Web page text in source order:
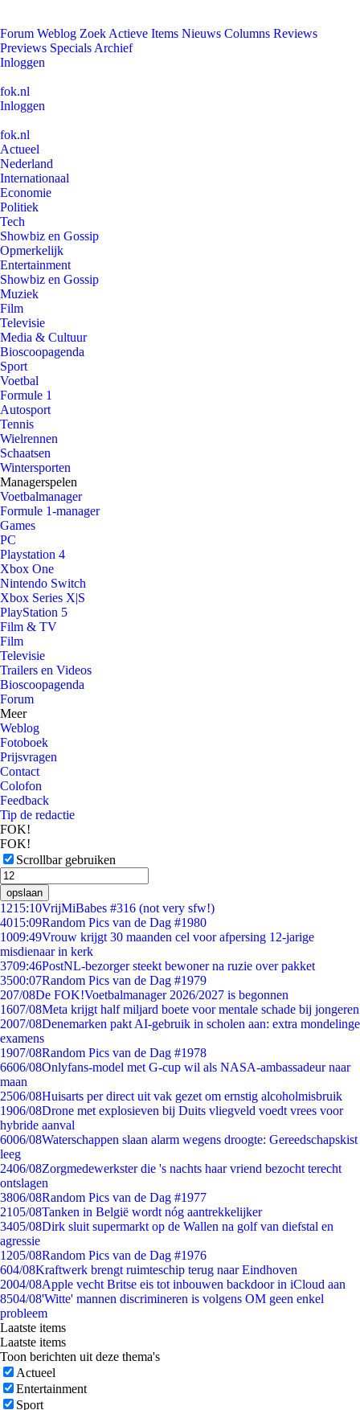
Forum Weblog Zoek Actieve Items Nieuws Columns Reviews
Previews Specials Archief
Inloggen
fok.nl
Inloggen
fok.nl
Actueel
Nederland
Internationaal
Economie
Politiek
Tech
Showbiz en Gossip
Opmerkelijk
Entertainment
Showbiz en Gossip
Muziek
Film
Televisie
Media & Cultuur
Bioscoopagenda
Sport
Voetbal
Formule 1
Autosport
Tennis
Wielrennen
Schaatsen
Wintersporten
Managerspelen
Voetbalmanager
Formule 1-manager
Games
PC
Playstation 4
Xbox One
Nintendo Switch
Xbox Series X|S
PlayStation 5
Film & TV
Film
Televisie
Trailers en Videos
Bioscoopagenda
Forum
Meer
Weblog
Fotoboek
Prijsvragen
Contact
Colofon
Feedback
Tip de redactie
FOK!
FOK!
Scrollbar gebruiken
opslaan
1215:10VrijMiBabes #316 (not very sfw!)
4015:09Random Pics van de Dag #1980
1009:49Vrouw krijgt 30 maanden cel voor afpersing 12-jarige
misdienaar in kerk
3709:46PostNL-bezorger steekt bewoner na ruzie over pakket
3500:07Random Pics van de Dag #1979
207/08De FOK!Voetbalmanager 2026/2027 is begonnen
1607/08Meta krijgt half miljard boete voor mentale schade bij jongeren
2007/08Denemarken pakt AI-gebruik in scholen aan: extra mondelinge
examens
1907/08Random Pics van de Dag #1978
6606/08Onlyfans-model met G-cup wil als NASA-ambassadeur naar
maan
2506/08Huisarts per direct uit vak gezet om ernstig alcoholmisbruik
1906/08Drone met explosieven bij Duits vliegveld voedt vrees voor
hybride aanval
6006/08Waterschappen slaan alarm wegens droogte: Gereedschapskist
leeg
2406/08Zorgmedewerkster die 's nachts haar vriend bezocht terecht
ontslagen
3806/08Random Pics van de Dag #1977
2105/08Tanken in België wordt nóg aantrekkelijker
3405/08Dirk sluit supermarkt op de Wallen na golf van diefstal en
agressie
1205/08Random Pics van de Dag #1976
604/08Kraftwerk brengt ruimteschip terug naar Eindhoven
2004/08Apple vecht Britse eis tot inbouwen backdoor in iCloud aan
8504/08'Witte' mannen discrimineren is volgens OM geen enkel
probleem
Laatste items
Laatste items
Toon berichten uit deze thema's
Actueel
Entertainment
Sport